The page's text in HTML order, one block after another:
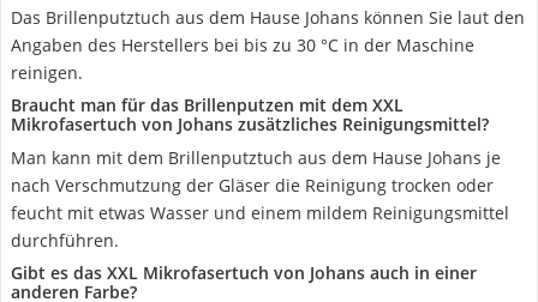
Das Brillenputztuch aus dem Hause Johans können Sie laut den
Angaben des Herstellers bei bis zu 30 °C in der Maschine
reinigen.
Braucht man für das Brillenputzen mit dem XXL
Mikrofasertuch von Johans zusätzliches Reinigungsmittel?
Man kann mit dem Brillenputztuch aus dem Hause Johans je
nach Verschmutzung der Gläser die Reinigung trocken oder
feucht mit etwas Wasser und einem mildem Reinigungsmittel
durchführen.
Gibt es das XXL Mikrofasertuch von Johans auch in einer
anderen Farbe?